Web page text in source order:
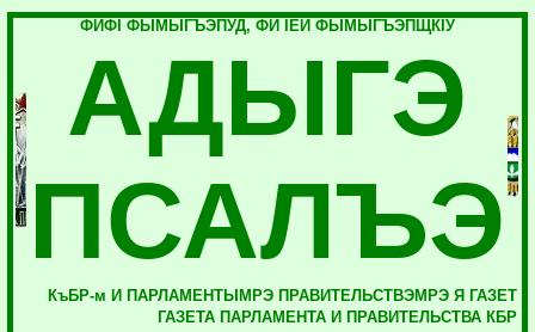
ФИФI ФЫМЫГЪЭПУД, ФИ IЕЙ ФЫМЫГЪЭПЩКIУ
АДЫГЭ
ПСАЛЪЭ
КъБР-м И ПАРЛАМЕНТЫМРЭ ПРАВИТЕЛЬСТВЭМРЭ Я ГАЗЕТ
ГАЗЕТА ПАРЛАМЕНТА И ПРАВИТЕЛЬСТВА КБР